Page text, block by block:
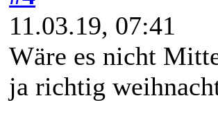
11.03.19, 07:41
Wäre es nicht
ja richtig